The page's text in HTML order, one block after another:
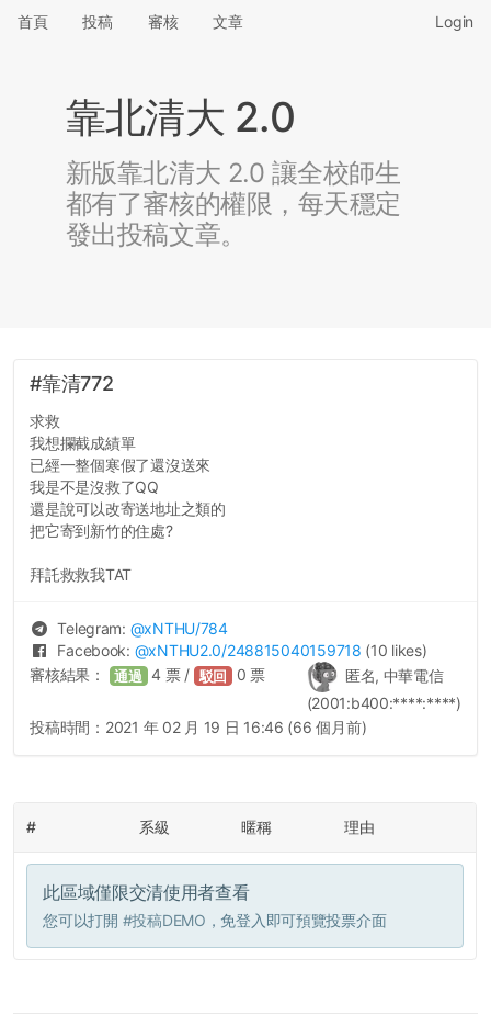
首頁 投稿 審核 文章 Login
靠北清大 2.0
新版靠北清大 2.0 讓全校師生
都有了審核的權限，每天穩定
發出投稿文章。
#靠清772
求救
我想攔截成績單
已經一整個寒假了還沒送來
我是不是沒救了QQ
還是說可以改寄送地址之類的
把它寄到新竹的住處?
拜託救救我TAT
Telegram: @xNTHU/784
Facebook: @xNTHU2.0/248815040159718 (10 likes)
匿名, 中華電信
(2001:b400:****:****)
審核結果： 通過 4 票 / 駁回 0 票
投稿時間： 2021 年 02 月 19 日 16:46 (66 個月前)
# 系級 暱稱 理由
此區域僅限交清使用者查看
您可以打開 #投稿DEMO ，免登入即可預覽投票介面